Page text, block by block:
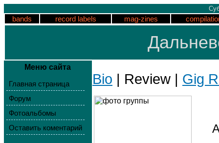
bands record labels mag-zines
Меню сайта
Главная страница
Форум
Фотоальбомы
Оставить коментарий
Bio | Review | Gig